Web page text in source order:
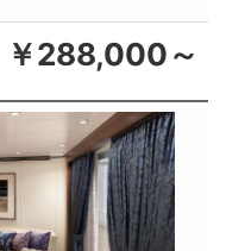
￥288,000～